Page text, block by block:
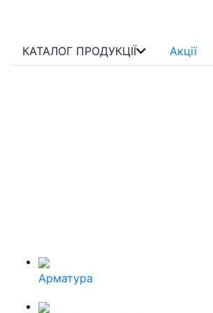
КАТАЛОГ ПРОДУКЦІЇ Акції
Арматура